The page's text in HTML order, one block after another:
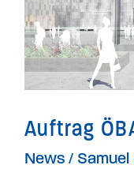
Auftrag
News/ Samuel